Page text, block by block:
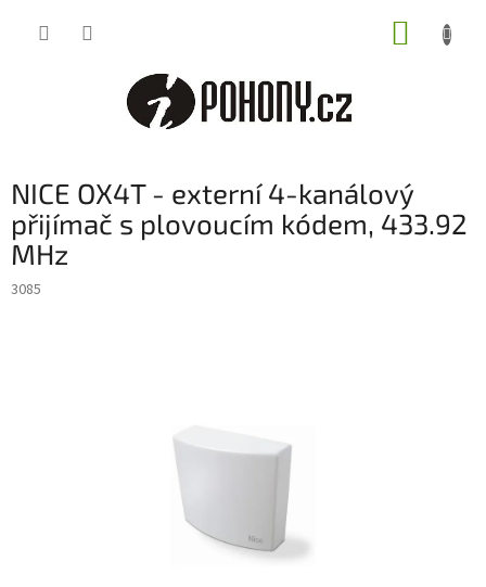
NICE OX4T - externí 4-kanálový
přijímač s plovoucím kódem, 433.92
MHz
3085